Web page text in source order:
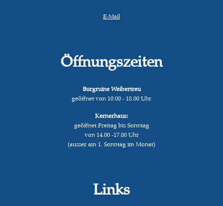
E-Mail
Öffnungszeiten
Burgruine Weibertreu
geöffnet von 10.00 - 18.00 Uhr
Kernerhaus:
geöffnet Freitag bis Sonntag
von 14.00 -17.00 Uhr
(ausser am 1. Sonntag im Monat)
Links